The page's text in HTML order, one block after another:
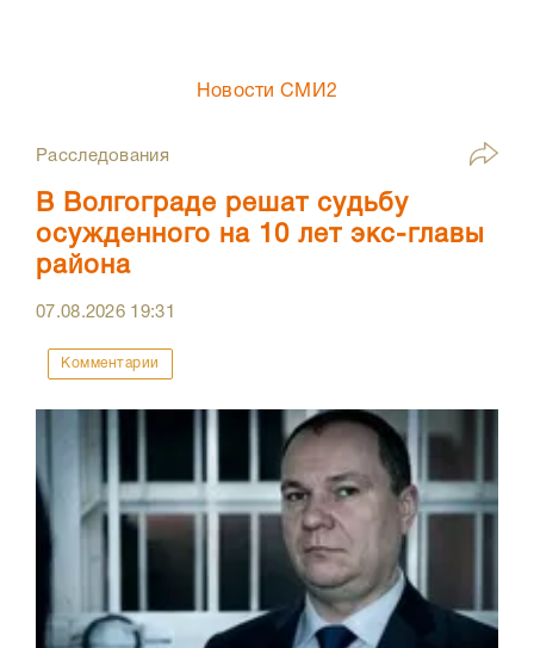
Новости СМИ2
Расследования
В Волгограде решат судьбу
осужденного на 10 лет экс-главы
района
07.08.2026 19:31
Комментарии